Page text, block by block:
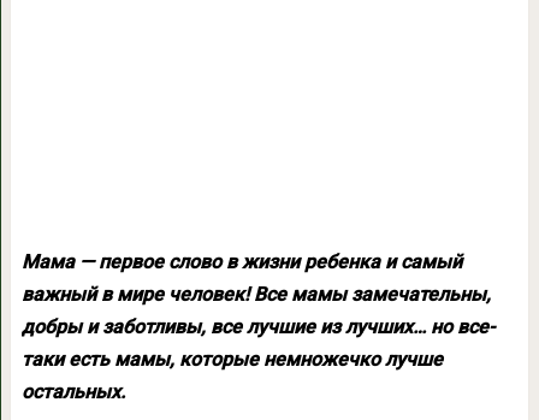
Мама — первое слово в жизни ребенка и самый
важный в мире человек! Все мамы замечательны,
добры и заботливы, все лучшие из лучших… но все-
таки есть мамы, которые немножечко лучше
остальных.